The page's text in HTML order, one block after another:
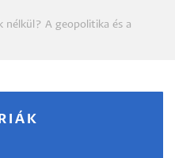
nélkül? A geopolitika és a